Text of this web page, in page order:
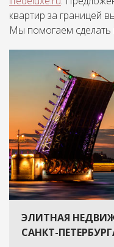
квартир за границей
Мы помогаем
ЭЛИТНАЯ
САНКТ-